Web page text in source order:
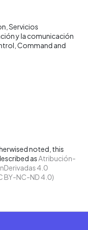
Servicios
y la comunicación
Command and
noted, this
asAtribución-
4.0
BY-NC-ND 4.0)